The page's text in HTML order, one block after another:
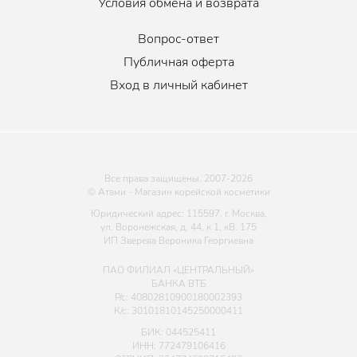
Вопрос-ответ
Публичная оферта
Вход в личный кабинет
Все права защищены. 2007-2026
© Атами - Магазин корейской косметики
Юридический адрес: 115597, г. Москва,
ул. Воронежская, д. 44, к 1, кВ. 175
ИП Зверева Вероника Георгиевна
ПАО ФИЛИАЛ «ЦЕНТРАЛЬНЫЙ»
БАНКА ВТБ
Р/с: 40802810900180002393
К/с: 30101810145250000411
БИК: 044525411
ИНН: 772479106416